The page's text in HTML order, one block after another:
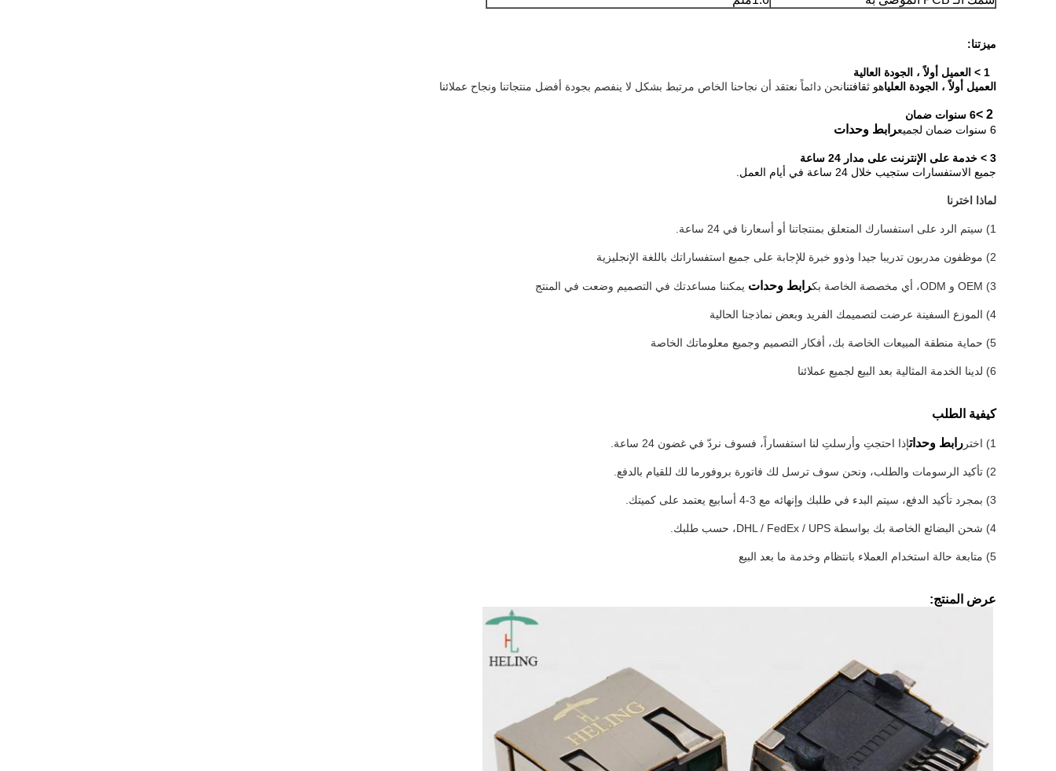
ميزتنا:
1 > العميل أولاً ، الجودة العالية
العميل أولاً ، الجودة العلياهو ثقافتنانحن دائماً نعتقد أن نجاحنا الخاص مرتبط بشكل لا ينفصم بجودة أفضل منتجاتنا ونجاح عملائنا
2 >
6 سنوات ضمان
6 سنوات ضمان لجميع
رابط وحدات
3 > خدمة على الإنترنت على مدار 24 ساعة
جميع الاستفسارات ستجيب خلال 24 ساعة في أيام العمل.
لماذا اخترنا
1) سيتم الرد على استفسارك المتعلق بمنتجاتنا أو أسعارنا في 24 ساعة.
2) موظفون مدربون تدريبا جيدا وذوو خبرة للإجابة على جميع استفساراتك باللغة الإنجليزية
3) OEM و ODM، أي مخصصة الخاصة بك رابط وحدات يمكننا مساعدتك في التصميم وضعت في المنتج
4) الموزع السفينة عرضت لتصميمك الفريد وبعض نماذجنا الحالية
5) حماية منطقة المبيعات الخاصة بك، أفكار التصميم وجميع معلوماتك الخاصة
6) لدينا الخدمة المثالية بعد البيع لجميع عملائنا
كيفية الطلب
1) اختر رابط وحداتإذا احتجتِ وأرسلتِ لنا استفساراً، فسوف نردّ في غضون 24 ساعة.
2) تأكيد الرسومات والطلب، ونحن سوف ترسل لك فاتورة بروفورما لك للقيام بالدفع.
3) بمجرد تأكيد الدفع، سيتم البدء في طلبك وإنهائه مع 3-4 أسابيع يعتمد على كميتك.
4) شحن البضائع الخاصة بك بواسطة DHL / FedEx / UPS، حسب طلبك.
5) متابعة حالة استخدام العملاء بانتظام وخدمة ما بعد البيع
عرض المنتج: